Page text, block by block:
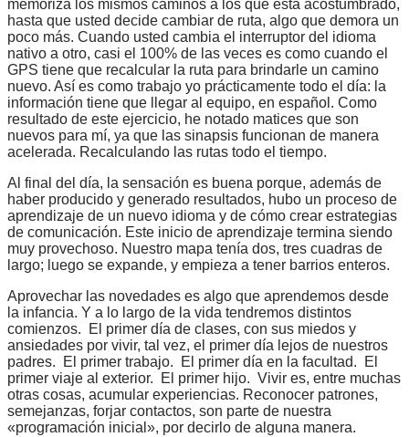
memoriza los mismos caminos a los que está acostumbrado,
hasta que usted decide cambiar de ruta, algo que demora un
poco más. Cuando usted cambia el interruptor del idioma
nativo a otro, casi el 100% de las veces es como cuando el
GPS tiene que recalcular la ruta para brindarle un camino
nuevo. Así es como trabajo yo prácticamente todo el día: la
información tiene que llegar al equipo, en español. Como
resultado de este ejercicio, he notado matices que son
nuevos para mí, ya que las sinapsis funcionan de manera
acelerada. Recalculando las rutas todo el tiempo.
Al final del día, la sensación es buena porque, además de
haber producido y generado resultados, hubo un proceso de
aprendizaje de un nuevo idioma y de cómo crear estrategias
de comunicación. Este inicio de aprendizaje termina siendo
muy provechoso. Nuestro mapa tenía dos, tres cuadras de
largo; luego se expande, y empieza a tener barrios enteros.
Aprovechar las novedades es algo que aprendemos desde
la infancia. Y a lo largo de la vida tendremos distintos
comienzos. El primer día de clases, con sus miedos y
ansiedades por vivir, tal vez, el primer día lejos de nuestros
padres. El primer trabajo. El primer día en la facultad. El
primer viaje al exterior. El primer hijo. Vivir es, entre muchas
otras cosas, acumular experiencias. Reconocer patrones,
semejanzas, forjar contactos, son parte de nuestra
«programación inicial», por decirlo de alguna manera.